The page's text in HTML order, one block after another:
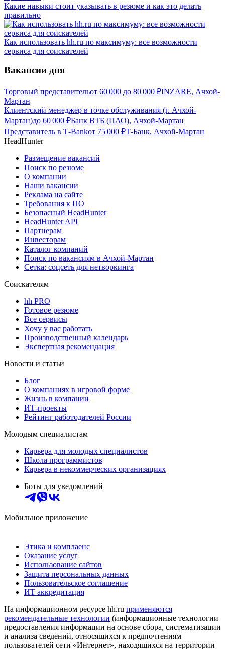
Какие навыки стоит указывать в резюме и как это делать
правильно
Как использовать hh.ru по максимуму: все возможности
сервиса для соискателей
Вакансии дня
Торговый представительот 60 000 до 80 000 ₽INZARE, Ачхой-
Мартан
Клиентский менеджер в точке обслуживания (г. Ачхой-
Мартан)до 60 000 ₽Банк ВТБ (ПАО), Ачхой-Мартан
Представитель в Т-Bankот 75 000 ₽Т-Банк, Ачхой-Мартан
HeadHunter
Размещение вакансий
Поиск по резюме
О компании
Наши вакансии
Реклама на сайте
Требования к ПО
Безопасный HeadHunter
HeadHunter API
Партнерам
Инвесторам
Каталог компаний
Поиск по вакансиям в Ачхой-Мартан
Сетка: соцсеть для нетворкинга
Соискателям
hh PRO
Готовое резюме
Все сервисы
Хочу у вас работать
Производственный календарь
Экспертная рекомендация
Новости и статьи
Блог
О компаниях в игровой форме
Жизнь в компании
ИТ-проекты
Рейтинг работодателей России
Молодым специалистам
Карьера для молодых специалистов
Школа программистов
Карьера в некоммерческих организациях
Боты для уведомлений
Мобильное приложение
Этика и комплаенс
Оказание услуг
Использование сайтов
Защита персональных данных
Пользовательское соглашение
ИТ аккредитация
На информационном ресурсе hh.ru применяются
рекомендательные технологии (информационные технологии
предоставления информации на основе сбора, систематизации
и анализа сведений, относящихся к предпочтениям
пользователей сети «Интернет», находящихся на территории